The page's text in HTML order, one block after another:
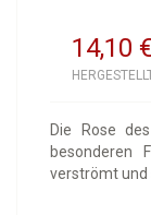
14,10 €
Die Rose
besonderen
verströmt und